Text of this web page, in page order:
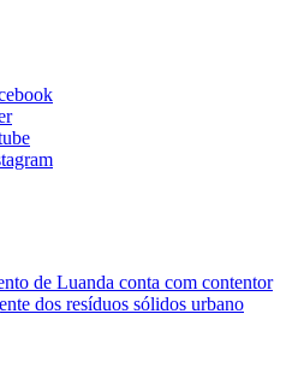
de Luanda conta com contentor
dos resíduos sólidos urbano